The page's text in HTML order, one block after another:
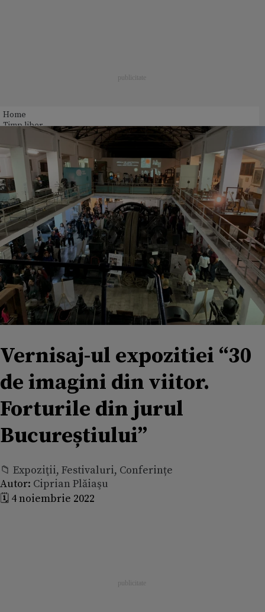
Home
Timp liber
Vernisaj-ul expozitiei “30
de imagini din viitor.
Forturile din jurul
Bucureștiului”
📁 Expoziţii, Festivaluri, Conferințe
Autor: Ciprian Plăiaşu
🗓️ 4 noiembrie 2022